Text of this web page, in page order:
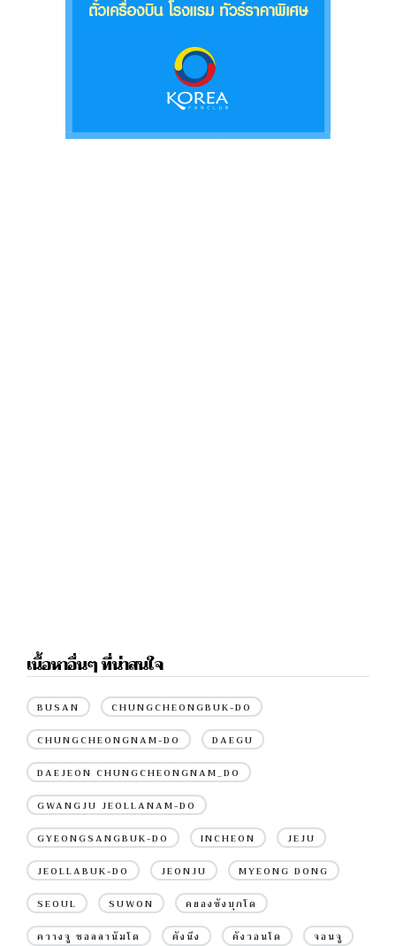
เนื้อหาอื่นๆ ที่น่าสนใจ
BUSAN CHUNGCHEONGBUK-DO
CHUNGCHEONGNAM-DO DAEGU
DAEJEON CHUNGCHEONGNAM_DO
GWANGJU JEOLLANAM-DO
GYEONGSANGBUK-DO INCHEON JEJU
JEOLLABUK-DO JEONJU MYEONG DONG
SEOUL SUWON คยองซังบุกโด
ควางจู ชอลลานัมโด คังนึง คังวอนโด จอนจู